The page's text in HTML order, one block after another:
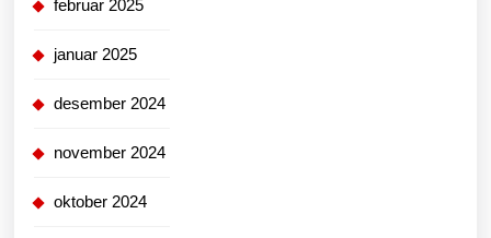
februar 2025
januar 2025
desember 2024
november 2024
oktober 2024